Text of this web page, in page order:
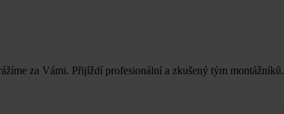
za Vámi. Přijíždí profesionální a zkušený tým montážníků.